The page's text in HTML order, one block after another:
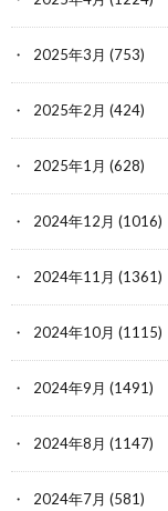
2025年3月 (753)
2025年2月 (424)
2025年1月 (628)
2024年12月 (1016)
2024年11月 (1361)
2024年10月 (1115)
2024年9月 (1491)
2024年8月 (1147)
2024年7月 (581)